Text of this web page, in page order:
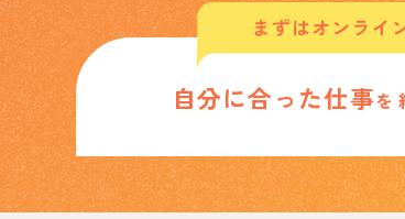
自分に合った仕事を